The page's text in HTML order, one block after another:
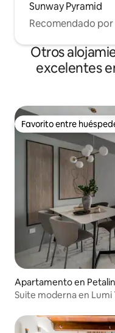
Sunway Pyramid
Recomendado
Otros
excelentes
Favorito entre
Favorito entre
Apartamento en
Suite moderna en Lumi